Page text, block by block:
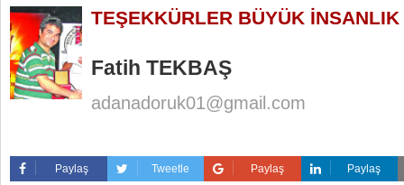
TEŞEKKÜRLER BÜYÜK İNSANLIK
Fatih TEKBAŞ
adanadoruk01@gmail.com
Paylaş Tweetle Paylaş Paylaş